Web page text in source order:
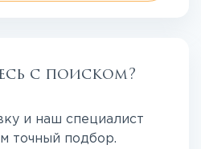
с поиском?
и наш специалист
точный подбор.